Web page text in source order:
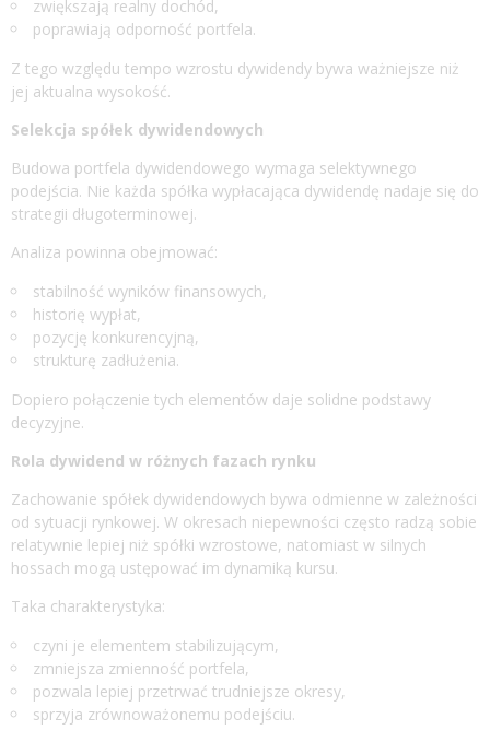
zwiększają realny dochód,
poprawiają odporność portfela.
Z tego względu tempo wzrostu dywidendy bywa ważniejsze niż
jej aktualna wysokość.
Selekcja spółek dywidendowych
Budowa portfela dywidendowego wymaga selektywnego
podejścia. Nie każda spółka wypłacająca dywidendę nadaje się do
strategii długoterminowej.
Analiza powinna obejmować:
stabilność wyników finansowych,
historię wypłat,
pozycję konkurencyjną,
strukturę zadłużenia.
Dopiero połączenie tych elementów daje solidne podstawy
decyzyjne.
Rola dywidend w różnych fazach rynku
Zachowanie spółek dywidendowych bywa odmienne w zależności
od sytuacji rynkowej. W okresach niepewności często radzą sobie
relatywnie lepiej niż spółki wzrostowe, natomiast w silnych
hossach mogą ustępować im dynamiką kursu.
Taka charakterystyka:
czyni je elementem stabilizującym,
zmniejsza zmienność portfela,
pozwala lepiej przetrwać trudniejsze okresy,
sprzyja zrównoważonemu podejściu.